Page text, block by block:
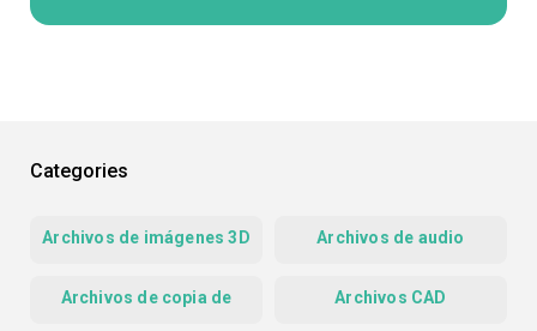
Categories
Archivos de imágenes 3D Archivos de audio
Archivos de copia de Archivos CAD